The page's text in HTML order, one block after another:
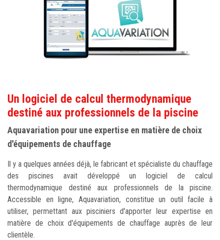
Un logiciel de calcul thermodynamique
destiné aux professionnels de la piscine
Aquavariation pour une expertise en matière de choix
d'équipements de chauffage
Il y a quelques années déjà, le fabricant et spécialiste du chauffage
des piscines avait développé un logiciel de calcul
thermodynamique destiné aux professionnels de la piscine.
Accessible en ligne, Aquavariation, constitue un outil facile à
utiliser, permettant aux pisciniers d'apporter leur expertise en
matière de choix d'équipements de chauffage auprès de leur
clientèle.